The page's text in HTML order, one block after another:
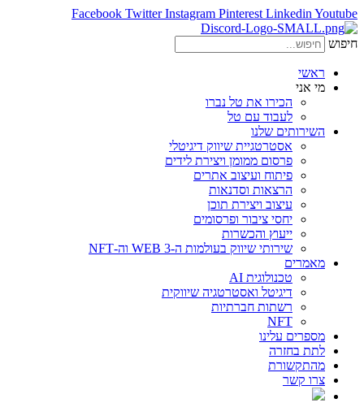
Facebook Twitter Instagram Pinterest Linkedin Youtube
חיפוש
ראשי
מי אני
הכירו את טל נברו
לעבוד עם טל
השירותים שלנו
אסטרטגיית שיווק דיגיטלי
פרסום ממומן ויצירת לידים
פיתוח ועיצוב אתרים
הרצאות וסדנאות
עיצוב ויצירת תוכן
יחסי ציבור ופרסומים
ייעוץ והכשרות
שירותי שיווק בעולמות ה-WEB 3 וה-NFT
מאמרים
טכנולוגית AI
דיגיטל ואסטרטגיה שיווקית
רשתות חברתיות
NFT
מספרים עלינו
לתת בחזרה
מהתקשורת
צרו קשר